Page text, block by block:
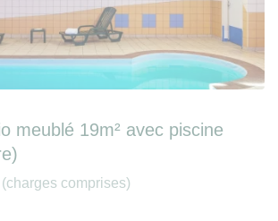
meublé 19m² avec piscine
(charges comprises)